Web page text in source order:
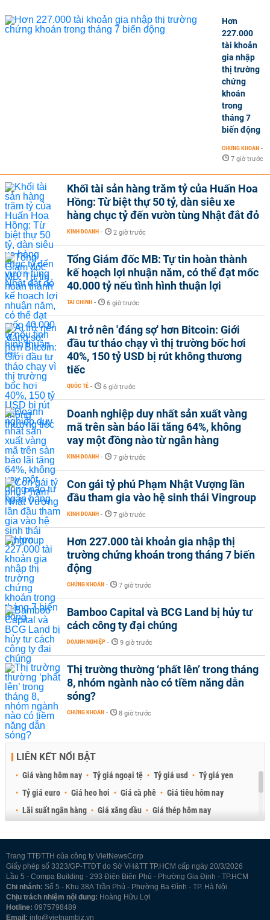
Hơn
227.000
tài khoản
gia nhập
thị trường
chứng
khoán
trong
tháng 7
biến động
CHỨNG KHOÁN -
7 giờ trước
Khối tài sản hàng trăm tỷ của Huấn Hoa
Hồng: Từ biệt thự 50 tỷ, dàn siêu xe
hàng chục tỷ đến vườn tùng Nhật đắt đỏ
KINH DOANH - 2 giờ trước
Tổng Giám đốc MB: Tự tin hoàn thành
kế hoạch lợi nhuận năm, có thể đạt mốc
40.000 tỷ nếu tình hình thuận lợi
TÀI CHÍNH - 6 giờ trước
AI trở nên 'đáng sợ' hơn Bitcoin: Giới
đầu tư tháo chạy vì thị trường bốc hơi
40%, 150 tỷ USD bị rút không thương
tiếc
QUỐC TẾ - 6 giờ trước
Doanh nghiệp duy nhất sản xuất vàng
mã trên sàn báo lãi tăng 64%, không
vay một đồng nào từ ngân hàng
KINH DOANH - 7 giờ trước
Con gái tỷ phú Phạm Nhật Vượng lần
đầu tham gia vào hệ sinh thái Vingroup
KINH DOANH - 7 giờ trước
Hơn 227.000 tài khoản gia nhập thị
trường chứng khoán trong tháng 7 biến
động
CHỨNG KHOÁN - 7 giờ trước
Bamboo Capital và BCG Land bị hủy tư
cách công ty đại chúng
DOANH NGHIỆP - 9 giờ trước
Thị trường thường ‘phất lên’ trong tháng
8, nhóm ngành nào có tiềm năng dẫn
sóng?
CHỨNG KHOÁN - 8 giờ trước
LIÊN KẾT NỔI BẬT
Giá vàng hôm nay Tỷ giá ngoại tệ Tỷ giá usd
Tỷ giá yen
Tỷ giá euro
Giá heo hơi Giá cà phê
Giá tiêu hôm nay
Lãi suất ngân hàng
Giá xăng dầu
Giá thép hôm nay
Trang TTĐTTH của công ty VietNewsCorp
Giấy phép số 3323/GP-TTĐT do Sở VH&TT TP.HCM cấp ngày 20/3/2026
Lầu 5 - Compa Building - 293 Điện Biên Phủ - Phường Gia Định - TP.HCM
Chi nhánh: Số 5 - Khu 38A Trần Phú - Phường Ba Đình - TP. Hà Nội
Chịu trách nhiệm nội dung: Hoàng Hữu Lợi
Hotline: 0975798489
Email: info@vietnambiz.vn